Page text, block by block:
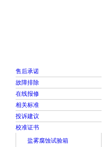
售后承诺
故障排除
在线报修
相关标准
投诉建议
校准证书
盐雾腐蚀试验箱